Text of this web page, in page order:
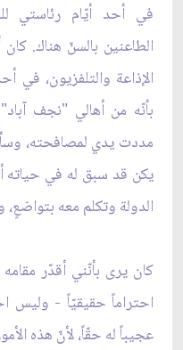
في أحد أيّام رئاستي
الطاعنين بالسنّ هناك.
الإذاعة والتلفزيون، في
بأنّه من أهالي "نجف
مددت يدي لمصافحته،
يكن قد سبق له في حياته
الدولة وتكلم معه بتواضعٍ،
كان يرى بأنّني أقدّر
احتراماً حقيقيّاً - وليس
عجيباً له حقّاً، لأنّ هذه